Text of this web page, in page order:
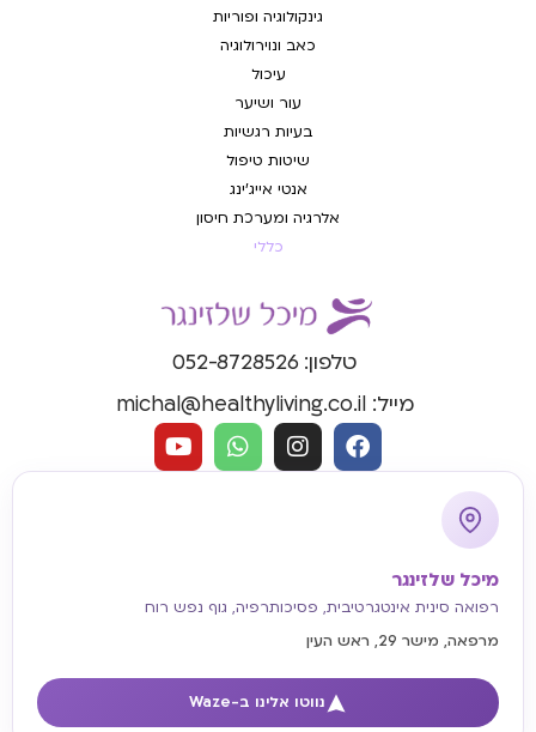
טלפון: 052-8728526
מייל: michal@healthyliving.co.il
מיכל שלזינגר
רפואה סינית אינטגרטיבית, פסיכותרפיה, גוף נפש רוח
מרפאה, מישר 29, ראש העין
נווטו אלינו ב-Waze
גינקולוגיה ופוריות
כאב ונוירולוגיה
עיכול
עור ושיער
בעיות רגשיות
שיטות טיפול
אנטי אייג'ינג
אלרגיה ומערכת חיסון
כללי